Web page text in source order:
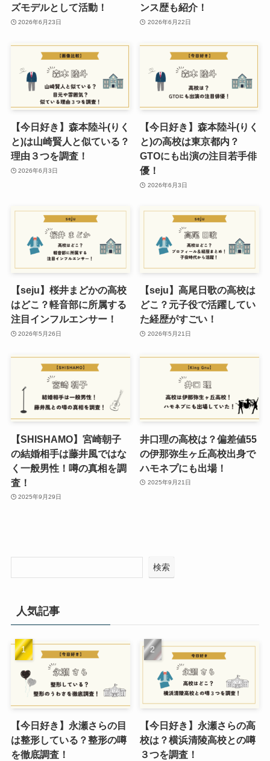
ズモデルとして活動！
2026年6月23日
ンス歴も紹介！
2026年6月22日
【今日好き】森本陸斗(りく
と)は山崎賢人と似ている？
理由３つを調査！
2026年6月3日
【今日好き】森本陸斗(りく
と)の高校は東京都内？
GTOにも出演の注目若手俳
優！
2026年6月3日
【seju】桜井まどかの高校
はどこ？軽音部に所属する
注目インフルエンサー！
2026年5月26日
【seju】高尾日歌の高校は
どこ？元子役で活躍してい
た経歴がすごい！
2026年5月21日
【SHISHAMO】宮崎朝子
の結婚相手は藤井風ではな
く一般男性！噂の真相を調
査！
2025年9月29日
井口理の高校は？偏差値55
の伊那弥生ヶ丘高校出身で
ハモネプにも出場！
2025年9月21日
検索
人気記事
【今日好き】永瀬さらの目
は整形している？整形の噂
を徹底調査！
【今日好き】永瀬さらの高
校は？横浜清陵高校との噂
３つを調査！